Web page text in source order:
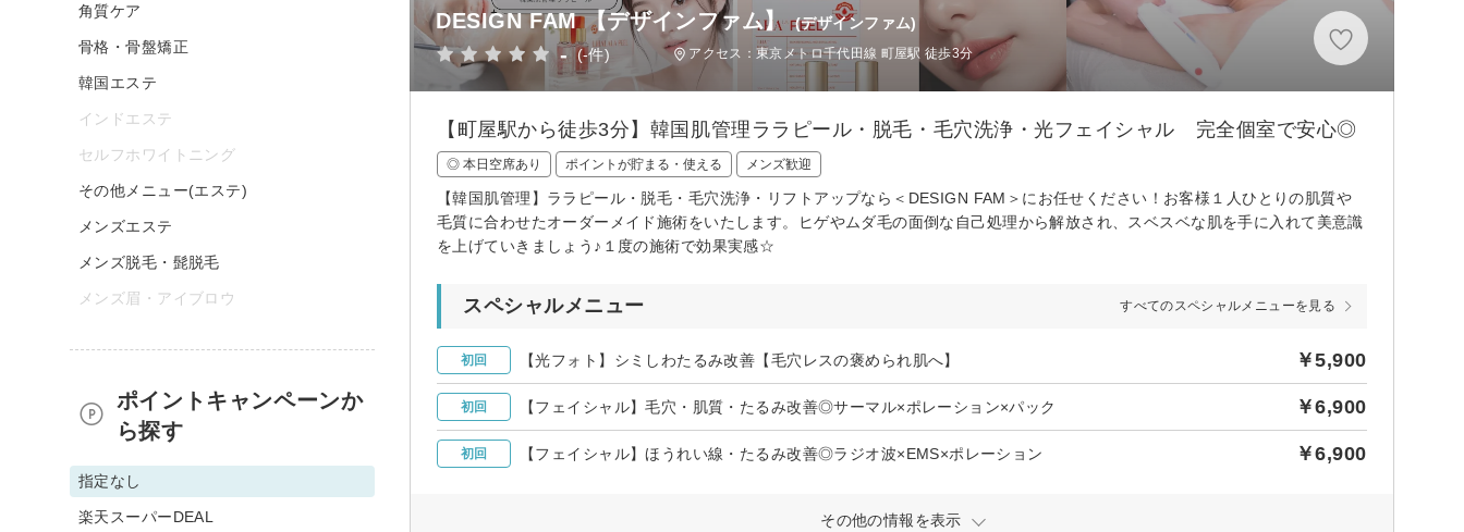
DESIGN FAM 【デザインファム】 (デザインファム)
- (-件) アクセス：東京メトロ千代田線 町屋駅 徒歩3分
【町屋駅から徒歩3分】韓国肌管理ララピール・脱毛・毛穴洗浄・光フェイシャル 完全個室で安心◎
◎ 本日空席あり ポイントが貯まる・使える メンズ歓迎
【韓国肌管理】ララピール・脱毛・毛穴洗浄・リフトアップなら＜DESIGN FAM＞にお任せください！お客様１人ひとりの肌質や
毛質に合わせたオーダーメイド施術をいたします。ヒゲやムダ毛の面倒な自己処理から解放され、スベスベな肌を手に入れて美意識
を上げていきましょう♪１度の施術で効果実感☆
スペシャルメニュー すべてのスペシャルメニューを見る
初回 【光フォト】シミしわたるみ改善【毛穴レスの褒められ肌へ】 ￥5,900
初回 【フェイシャル】毛穴・肌質・たるみ改善◎サーマル×ポレーション×パック ￥6,900
初回 【フェイシャル】ほうれい線・たるみ改善◎ラジオ波×EMS×ポレーション ￥6,900
その他の情報を表示
角質ケア
骨格・骨盤矯正
韓国エステ
インドエステ
セルフホワイトニング
その他メニュー(エステ)
メンズエステ
メンズ脱毛・髭脱毛
メンズ眉・アイブロウ
ポイントキャンペーンか
ら探す
指定なし
楽天スーパーDEAL